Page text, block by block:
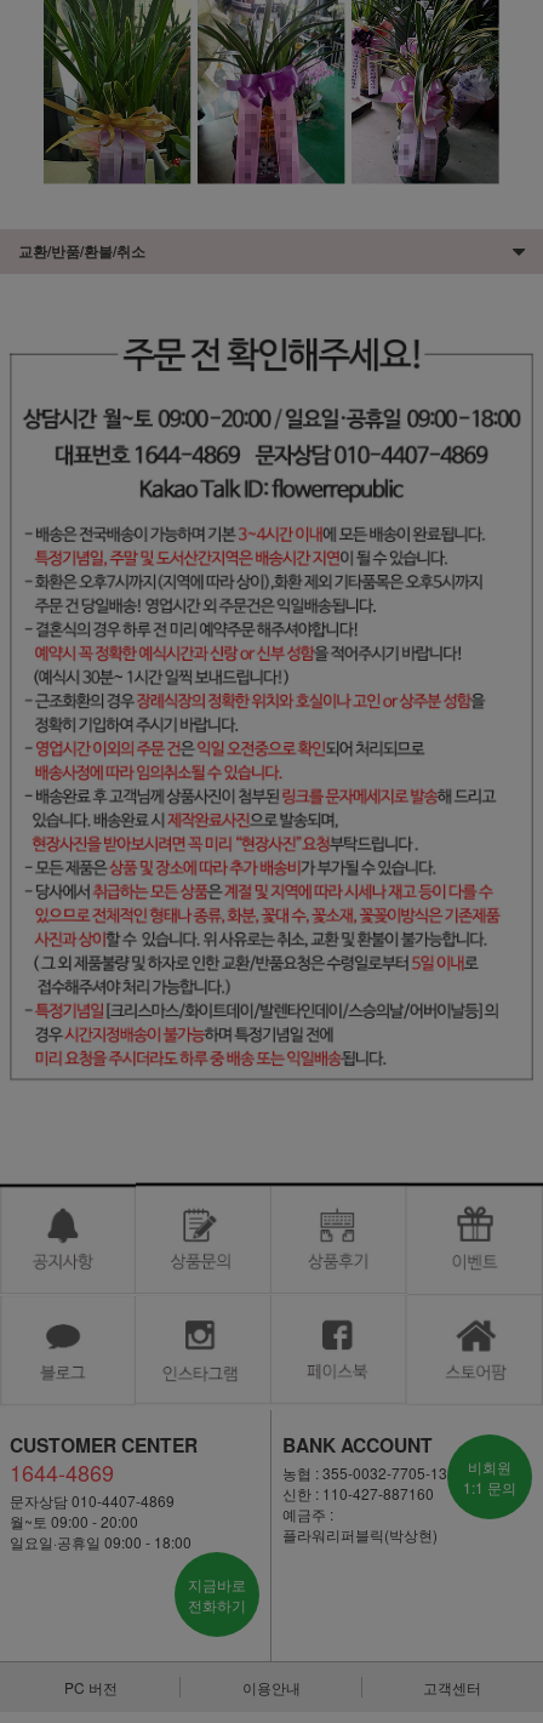
교환/반품/환불/취소
CUSTOMER CENTER
1644-4869
문자상담 010-4407-4869
월~토 09:00 - 20:00
일요일·공휴일 09:00 - 18:00
지금바로
전화하기
BANK ACCOUNT
농협 : 355-0032-7705-13
신한 : 110-427-887160
예금주 :
플라워리퍼블릭(박상현)
비회원
1:1 문의
PC 버전 이용안내 고객센터